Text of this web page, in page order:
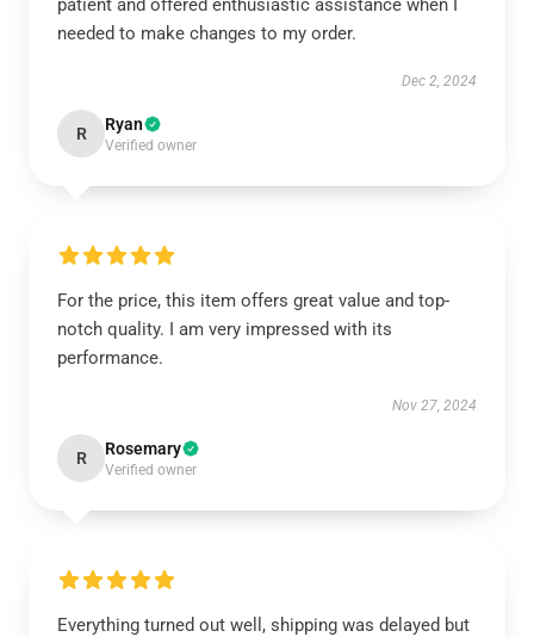
patient and offered enthusiastic assistance when I
needed to make changes to my order.
Dec 2, 2024
R Ryan
Verified owner
For the price, this item offers great value and top-
notch quality. I am very impressed with its
performance.
Nov 27, 2024
R Rosemary
Verified owner
Everything turned out well, shipping was delayed but